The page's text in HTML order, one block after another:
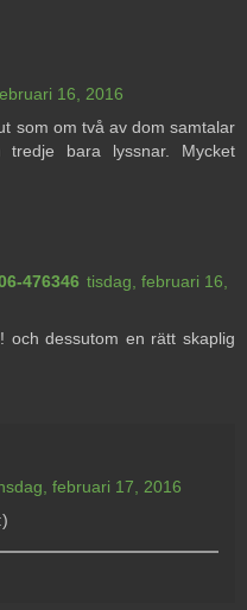
16, 2016
som om två av dom samtalar
bara lyssnar. Mycket
476346 tisdag, februari 16,
och dessutom en rätt skaplig
februari 17, 2016